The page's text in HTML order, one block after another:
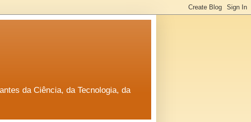
da Ciência, da Tecnologia, da